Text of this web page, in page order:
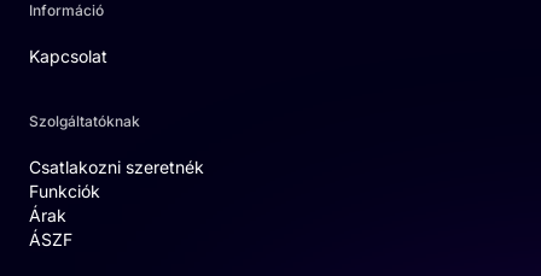
Információ
Kapcsolat
Szolgáltatóknak
Csatlakozni szeretnék
Funkciók
Árak
ÁSZF